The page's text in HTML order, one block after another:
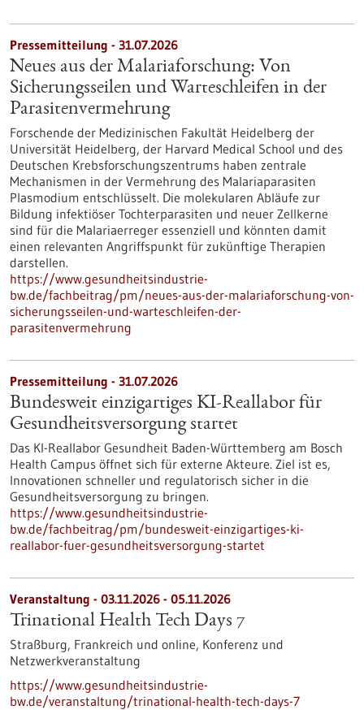
Pressemitteilung - 31.07.2026
Neues aus der Malariaforschung: Von
Sicherungsseilen und Warteschleifen in der
Parasitenvermehrung
Forschende der Medizinischen Fakultät Heidelberg der
Universität Heidelberg, der Harvard Medical School und des
Deutschen Krebsforschungszentrums haben zentrale
Mechanismen in der Vermehrung des Malariaparasiten
Plasmodium entschlüsselt. Die molekularen Abläufe zur
Bildung infektiöser Tochterparasiten und neuer Zellkerne
sind für die Malariaerreger essenziell und könnten damit
einen relevanten Angriffspunkt für zukünftige Therapien
darstellen.
https://www.gesundheitsindustrie-
bw.de/fachbeitrag/pm/neues-aus-der-malariaforschung-von-
sicherungsseilen-und-warteschleifen-der-
parasitenvermehrung
Pressemitteilung - 31.07.2026
Bundesweit einzigartiges KI-Reallabor für
Gesundheits­versorgung startet
Das KI-Reallabor Gesundheit Baden-Württemberg am Bosch
Health Campus öffnet sich für externe Akteure. Ziel ist es,
Innovationen schneller und regulatorisch sicher in die
Gesundheitsversorgung zu bringen.
https://www.gesundheitsindustrie-
bw.de/fachbeitrag/pm/bundesweit-einzigartiges-ki-
reallabor-fuer-gesundheitsversorgung-startet
Veranstaltung - 03.11.2026 - 05.11.2026
Trinational Health Tech Days 7
Straßburg, Frankreich und online, Konferenz und
Netzwerkveranstaltung
https://www.gesundheitsindustrie-
bw.de/veranstaltung/trinational-health-tech-days-7